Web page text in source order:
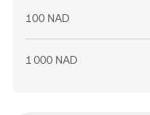
100 NAD
1 000 NAD